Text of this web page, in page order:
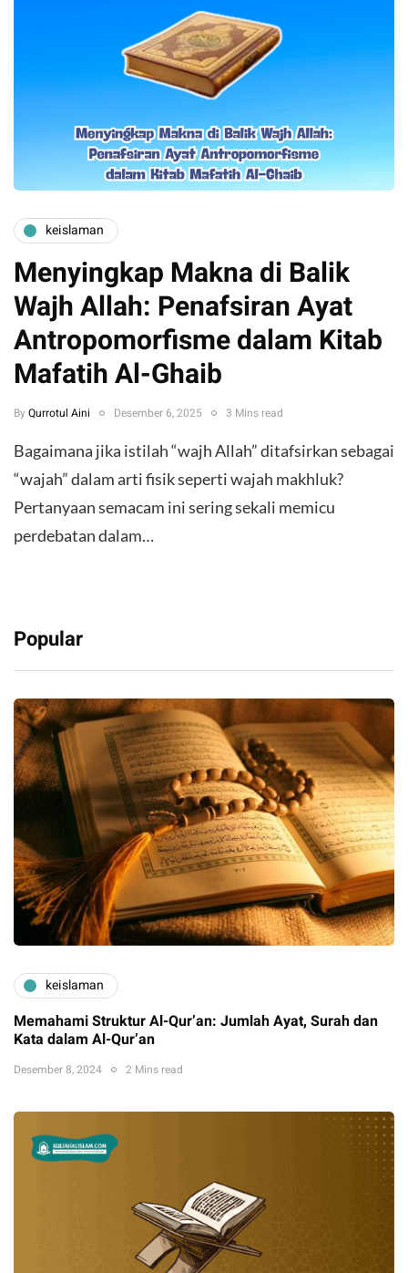
keislaman
Menyingkap Makna di Balik
Wajh Allah: Penafsiran Ayat
Antropomorfisme dalam Kitab
Mafatih Al-Ghaib
By Qurrotul Aini Desember 6, 2025 3 Mins read
Bagaimana jika istilah “wajh Allah” ditafsirkan sebagai
“wajah” dalam arti fisik seperti wajah makhluk?
Pertanyaan semacam ini sering sekali memicu
perdebatan dalam…
Popular
keislaman
Memahami Struktur Al-Qur’an: Jumlah Ayat, Surah dan
Kata dalam Al-Qur’an
Desember 8, 2024 2 Mins read